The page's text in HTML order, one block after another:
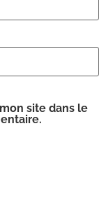
site dans le